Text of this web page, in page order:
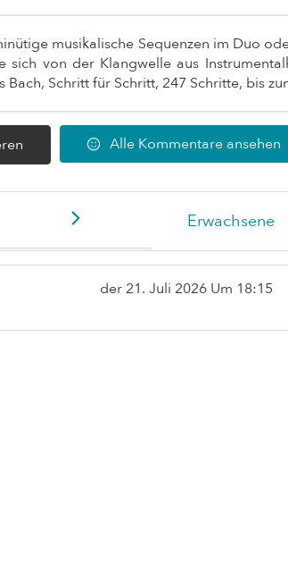
musikalische Sequenzen im Duo
sich von der Klangwelle aus
Bach, Schritt für Schritt, 247 Schritte, bis
Alle Kommentare ansehen
Erwachsene
der21. Juli 2026 Um 18:15